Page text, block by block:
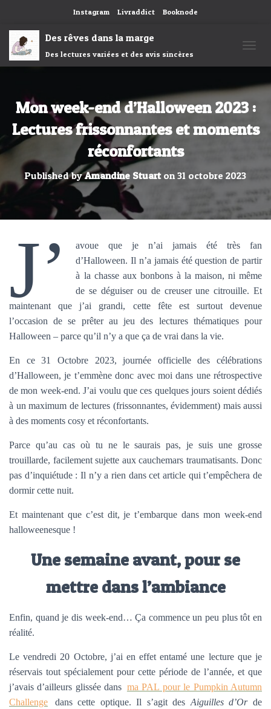
Instagram Livraddict Booknode
Des rêves dans la marge
Des lectures variées et des avis sincères
Mon week-end d’Halloween 2023 :
Lectures frissonnantes et moments
réconfortants
Published byAmandine Stuarton 31 octobre 2023
J’
avoue que je n’ai jamais été très fan
d’Halloween. Il n’a jamais été question de partir
à la chasse aux bonbons à la maison, ni même
de se déguiser ou de creuser une citrouille. Et
maintenant que j’ai grandi, cette fête est surtout devenue
l’occasion de se prêter au jeu des lectures thématiques pour
Halloween – parce qu’il n’y a que ça de vrai dans la vie.
En ce 31 Octobre 2023, journée officielle des célébrations
d’Halloween, je t’emmène donc avec moi dans une rétrospective
de mon week-end. J’ai voulu que ces quelques jours soient dédiés
à un maximum de lectures (frissonnantes, évidemment) mais aussi
à des moments cosy et réconfortants.
Parce qu’au cas où tu ne le saurais pas, je suis une grosse
trouillarde, facilement sujette aux cauchemars traumatisants. Donc
pas d’inquiétude : Il n’y a rien dans cet article qui t’empêchera de
dormir cette nuit.
Et maintenant que c’est dit, je t’embarque dans mon week-end
halloweenesque !
Une semaine avant, pour se
mettre dans l’ambiance
Enfin, quand je dis week-end… Ça commence un peu plus tôt en
réalité.
Le vendredi 20 Octobre, j’ai en effet entamé une lecture que je
réservais tout spécialement pour cette période de l’année, et que
j’avais d’ailleurs glissée dans ma PAL pour le Pumpkin Autumn
Challenge
dans cette optique. Il s’agit des Aiguilles d’Orde